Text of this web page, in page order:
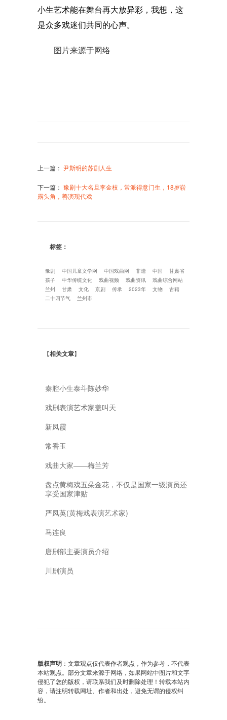
小生艺术能在舞台再大放异彩，我想，这
是众多戏迷们共同的心声。
图片来源于网络
上一篇 ： 尹斯明的苏剧人生
下一篇 ： 豫剧十大名旦李金枝，常派得意门生，18岁崭
露头角，善演现代戏
标签：
豫剧 中国儿童文学网 中国戏曲网 非遗 中国
甘肃省
孩子
中华传统文化 戏曲视频 戏曲资讯
戏曲综合网站
兰州
甘肃 文化 京剧 传承 2023年 文物
古籍
二十四节气
兰州市
【相关文章】
秦腔小生泰斗陈妙华
戏剧表演艺术家盖叫天
新凤霞
常香玉
戏曲大家——梅兰芳
盘点黄梅戏五朵金花，不仅是国家一级演员还
享受国家津贴
严凤英(黄梅戏表演艺术家)
马连良
唐剧部主要演员介绍
川剧演员
版权声明 ：文章观点仅代表作者观点，作为参考，不代表
本站观点。部分文章来源于网络，如果网站中图片和文字
侵犯了您的版权，请联系我们及时删除处理！转载本站内
容，请注明转载网址、作者和出处，避免无谓的侵权纠
纷。